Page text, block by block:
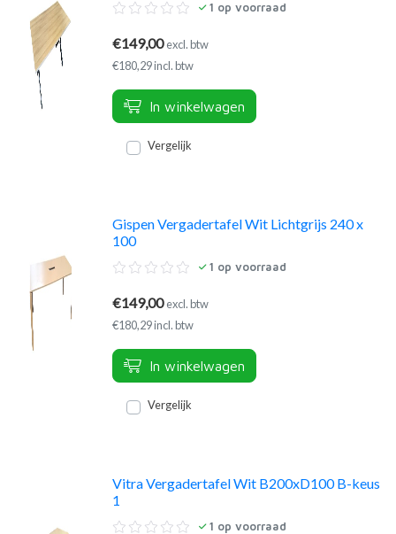
1 op voorraad
€149,00excl. btw
€180,29 incl. btw
In winkelwagen
Vergelijk
Gispen Vergadertafel Wit Lichtgrijs 240 x
100
1 op voorraad
€149,00excl. btw
€180,29 incl. btw
In winkelwagen
Vergelijk
Vitra Vergadertafel Wit B200xD100 B-keus
1
1 op voorraad